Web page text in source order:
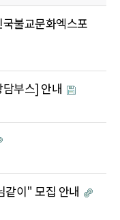
불교문화엑스포
부스] 안내
같이" 모집 안내